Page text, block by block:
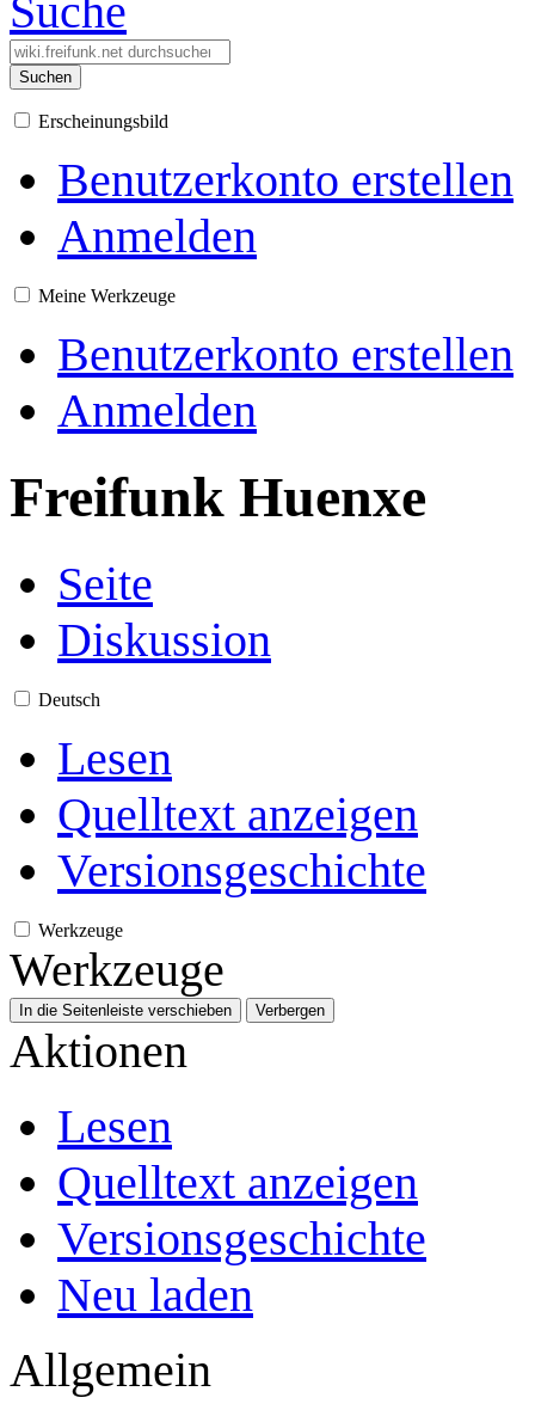
Suche
Suchen
Erscheinungsbild
Benutzerkonto erstellen
Anmelden
Meine Werkzeuge
Benutzerkonto erstellen
Anmelden
Freifunk Huenxe
Seite
Diskussion
Deutsch
Lesen
Quelltext anzeigen
Versionsgeschichte
Werkzeuge
Werkzeuge
In die Seitenleiste verschieben Verbergen
Aktionen
Lesen
Quelltext anzeigen
Versionsgeschichte
Neu laden
Allgemein